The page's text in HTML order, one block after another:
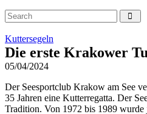
Kuttersegeln
Die erste Krakower
05/04/2024
Der Seesportclub Krakow am See
35 Jahren eine Kutterregatta. Der
Tradition. Von 1972 bis 1989